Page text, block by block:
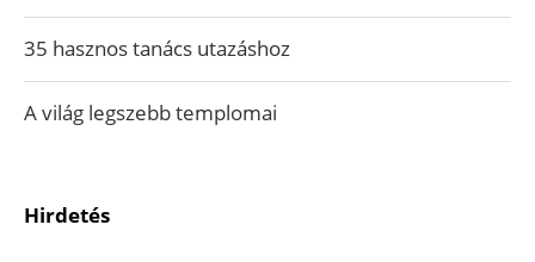
35 hasznos tanács utazáshoz
A világ legszebb templomai
Hirdetés